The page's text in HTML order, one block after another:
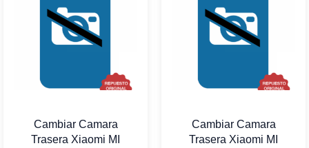
Cambiar Camara
Trasera Xiaomi MI
Cambiar Camara
Trasera Xiaomi MI